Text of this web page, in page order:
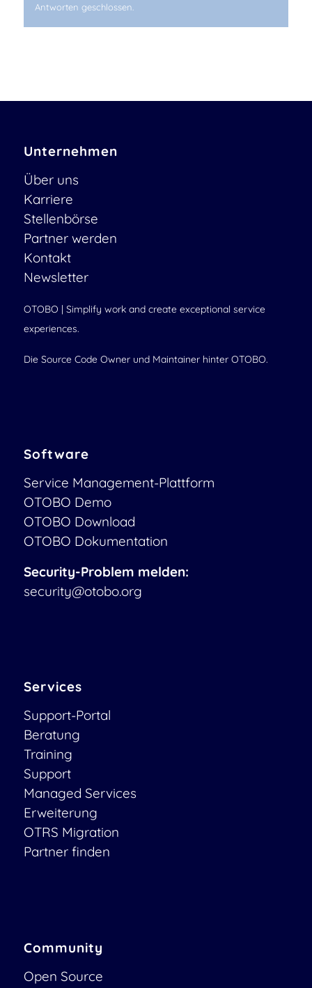
Antworten geschlossen.
Unternehmen
Über uns
Karriere
Stellenbörse
Partner werden
Kontakt
Newsletter
OTOBO | Simplify work and create exceptional service
experiences.
Die Source Code Owner und Maintainer hinter OTOBO.
Software
Service Management-Plattform
OTOBO Demo
OTOBO Download
OTOBO Dokumentation
Security-Problem melden:
security@otobo.org
Services
Support-Portal
Beratung
Training
Support
Managed Services
Erweiterung
OTRS Migration
Partner finden
Community
Open Source